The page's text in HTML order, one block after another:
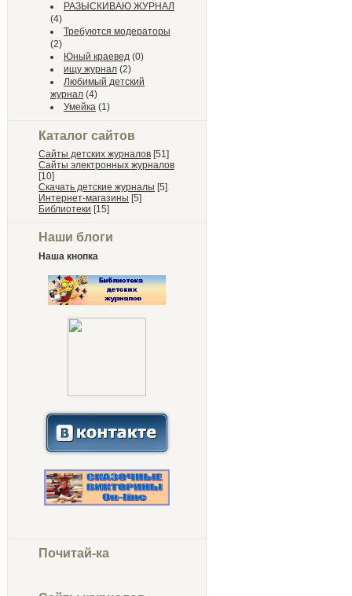
РАЗЫСКИВАЮ ЖУРНАЛ
(4)
Требуются модераторы
(2)
Юный краевед (0)
ищу журнал (2)
Любимый детский
журнал (4)
Умейка (1)
Каталог сайтов
Сайты детских журналов [51]
Сайты электронных журналов
[10]
Скачать детские журналы [5]
Интернет-магазины [5]
Библиотеки [15]
Наши блоги
Наша кнопка
Почитай-ка